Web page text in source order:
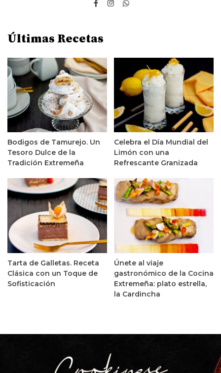
Últimas Recetas
Bodigos de Tamurejo. Un
Tesoro Dulce de la
Tradición Extremeña
Celebra el Día Mundial del
Limón con una
Refrescante Granizada
Tarta de Galletas. Receta
Clásica con un Toque de
Sofisticación
Únete al viaje
gastronómico de la Cocina
Extremeña: plato estrella,
la Cardincha